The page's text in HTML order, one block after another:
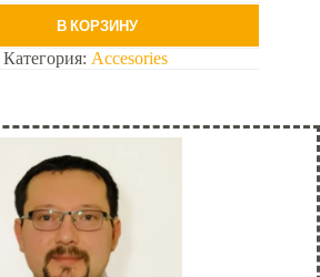
В КОРЗИНУ
Категория: Accesories